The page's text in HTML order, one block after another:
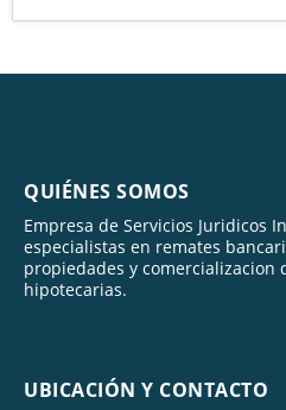
QUIÉNES SOMOS
Empresa de Servicios Juridicos
especialistas en remates
propiedades y comercializacion
hipotecarias.
UBICACIÓN Y CONTACTO